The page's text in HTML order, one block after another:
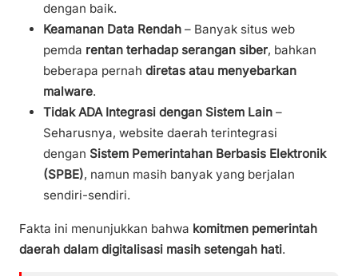
dengan baik.
Keamanan Data Rendah – Banyak situs web
pemda rentan terhadap serangan siber, bahkan
beberapa pernah diretas atau menyebarkan
malware.
Tidak ADA Integrasi dengan Sistem Lain –
Seharusnya, website daerah terintegrasi
dengan Sistem Pemerintahan Berbasis Elektronik
(SPBE), namun masih banyak yang berjalan
sendiri-sendiri.
Fakta ini menunjukkan bahwa komitmen pemerintah
daerah dalam digitalisasi masih setengah hati.